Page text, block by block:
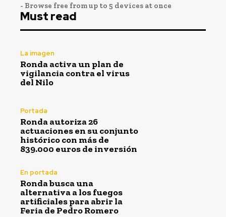
- Browse free from up to 5 devices at once
Must read
La imagen
Ronda activa un plan de
vigilancia contra el virus
del Nilo
Portada
Ronda autoriza 26
actuaciones en su conjunto
histórico con más de
839.000 euros de inversión
En portada
Ronda busca una
alternativa a los fuegos
artificiales para abrir la
Feria de Pedro Romero